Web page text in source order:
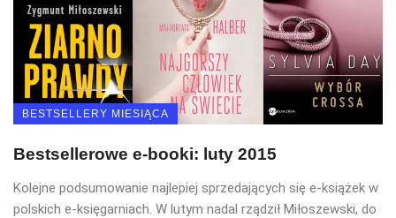
BESTSELLERY MIESIĄCA
Bestsellerowe e-booki: luty 2015
Kolejne podsumowanie najlepiej sprzedających się e-książek w
polskich e-księgarniach. W lutym nadal rządził Miłoszewski, do